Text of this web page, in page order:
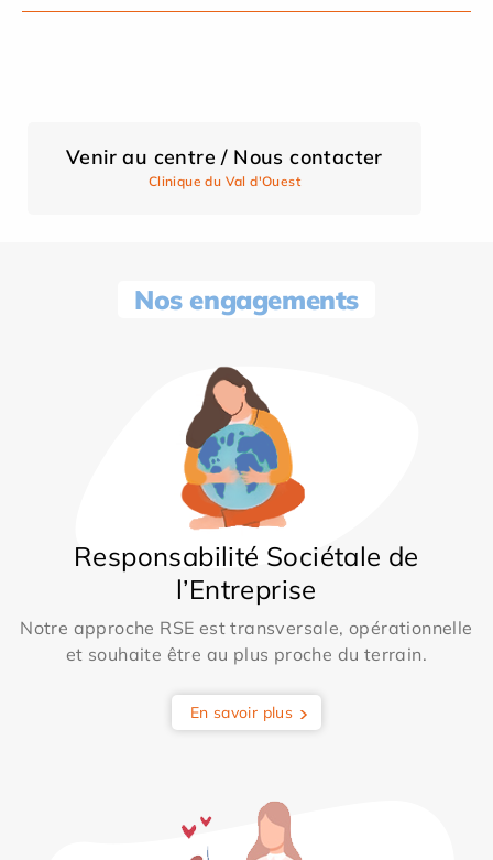
Venir au centre / Nous contacter
Clinique du Val d'Ouest
Nos engagements
Responsabilité Sociétale de
l’Entreprise
Notre approche RSE est transversale, opérationnelle
et souhaite être au plus proche du terrain.
En savoir plus